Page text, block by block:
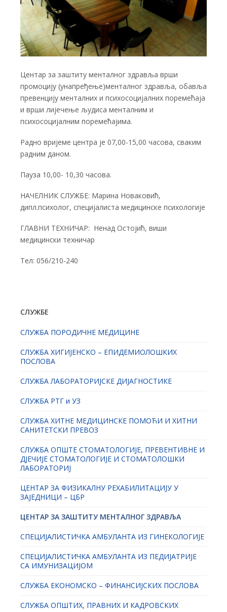
Центар за заштиту менталног здравља врши
промоцију (унапређење)менталног здравља, обавља
превенцију менталних и психосоцијалних поремећаја
и врши лијечење људиса менталним и
психосоцијалним поремећајима.
Радно вријеме центра је 07,00-15,00 часова, сваким
радним даном.
Пауза 10,00- 10,30 часова.
НАЧЕЛНИК СЛУЖБЕ: Марина Новаковић,
дипл.психолог, специјалиста медицинске психологије
ГЛАВНИ ТЕХНИЧАР: Ненад Остојић, виши
медицински техничар
Тел: 056/210-240
СЛУЖБЕ
СЛУЖБА ПОРОДИЧНЕ МЕДИЦИНЕ
СЛУЖБА ХИГИЈЕНСКО – ЕПИДЕМИОЛОШКИХ
ПОСЛОВА
СЛУЖБА ЛАБОРАТОРИЈСКЕ ДИЈАГНОСТИКЕ
СЛУЖБА РТГ и УЗ
СЛУЖБА ХИТНЕ МЕДИЦИНСКЕ ПОМОЋИ И ХИТНИ
САНИТЕТСКИ ПРЕВОЗ
СЛУЖБА ОПШТЕ СТОМАТОЛОГИЈЕ, ПРЕВЕНТИВНЕ И
ДЈЕЧИЈЕ СТОМАТОЛОГИЈЕ И СТОМАТОЛОШКИ
ЛАБОРАТОРИЈ
ЦЕНТАР ЗА ФИЗИКАЛНУ РЕХАБИЛИТАЦИЈУ У
ЗАЈЕДНИЦИ – ЦБР
ЦЕНТАР ЗА ЗАШТИТУ МЕНТАЛНОГ ЗДРАВЉА
СПЕЦИЈАЛИСТИЧКА АМБУЛАНТА ИЗ ГИНЕКОЛОГИЈЕ
СПЕЦИЈАЛИСТИЧКА АМБУЛАНТА ИЗ ПЕДИЈАТРИЈЕ
СА ИМУНИЗАЦИЈОМ
СЛУЖБА ЕКОНОМСКО – ФИНАНСИЈСКИХ ПОСЛОВА
СЛУЖБА ОПШТИХ, ПРАВНИХ И КАДРОВСКИХ